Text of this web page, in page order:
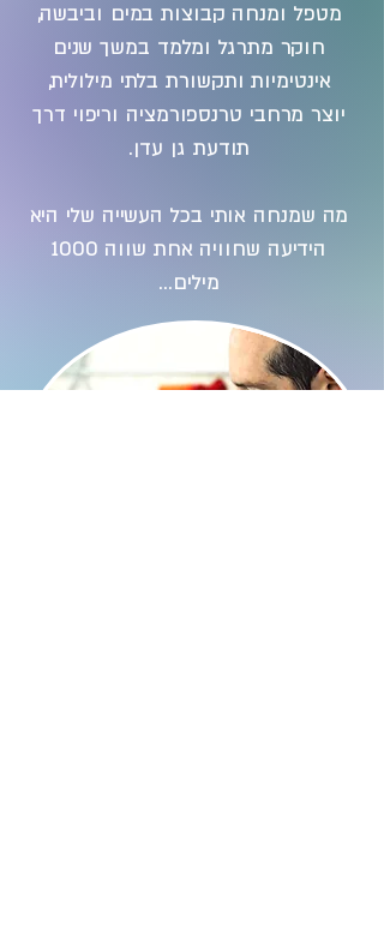
מטפל ומנחה קבוצות במים וביבשה,
חוקר מתרגל ומלמד במשך שנים
אינטימיות ותקשורת בלתי מילולית,
יוצר מרחבי טרנספורמציה וריפוי דרך
תודעת גן עדן.
מה שמנחה אותי בכל העשייה שלי היא
הידיעה שחוויה אחת שווה 1000
מילים...